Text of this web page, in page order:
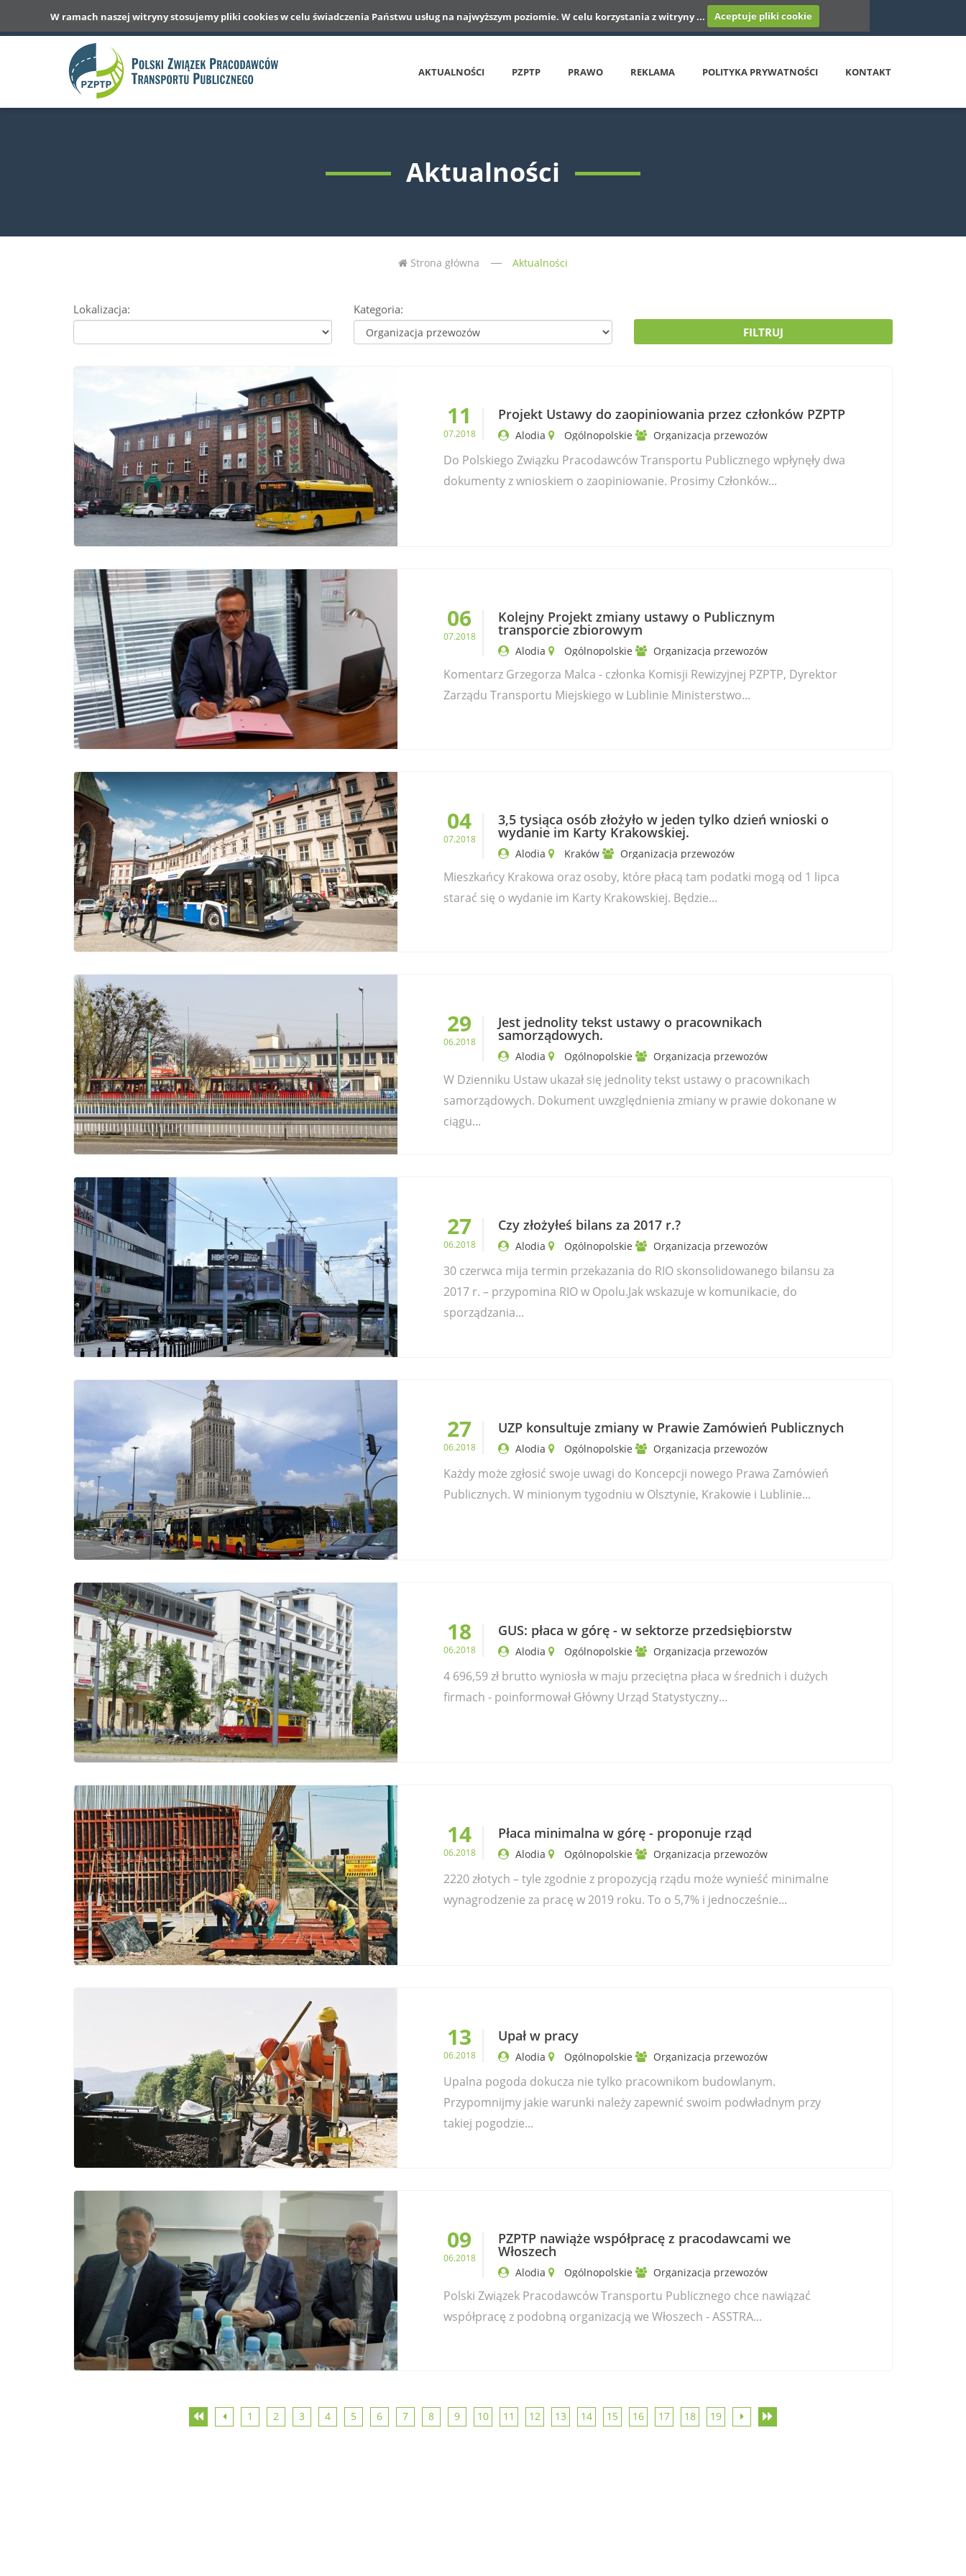
W ramach naszej witryny stosujemy pliki cookies w celu świadczenia Państwu usług na najwyższym poziomie. W celu korzystania z witryny ... Aceptuje pliki cookie
SKONTAKTUJ SIĘ Z NAMI 22 568 76 00
AKTUALNOŚCI PZPTP PRAWO REKLAMA POLITYKA PRYWATNOŚCI KONTAKT
Aktualności
Strona główna Aktualności
Lokalizacja:
Kategoria:
FILTRUJ
11
07.2018
Projekt Ustawy do zaopiniowania przez członków PZPTP
Alodia Ogólnopolskie Organizacja przewozów
Do Polskiego Związku Pracodawców Transportu Publicznego wpłynęły dwa
dokumenty z wnioskiem o zaopiniowanie. Prosimy Członków...
06
07.2018
Kolejny Projekt zmiany ustawy o Publicznym
transporcie zbiorowym
Alodia Ogólnopolskie Organizacja przewozów
Komentarz Grzegorza Malca - członka Komisji Rewizyjnej PZPTP, Dyrektor
Zarządu Transportu Miejskiego w Lublinie Ministerstwo...
04
07.2018
3,5 tysiąca osób złożyło w jeden tylko dzień wnioski o
wydanie im Karty Krakowskiej.
Alodia Kraków Organizacja przewozów
Mieszkańcy Krakowa oraz osoby, które płacą tam podatki mogą od 1 lipca
starać się o wydanie im Karty Krakowskiej. Będzie...
29
06.2018
Jest jednolity tekst ustawy o pracownikach
samorządowych.
Alodia Ogólnopolskie Organizacja przewozów
W Dzienniku Ustaw ukazał się jednolity tekst ustawy o pracownikach
samorządowych. Dokument uwzględnienia zmiany w prawie dokonane w
ciągu...
27
06.2018
Czy złożyłeś bilans za 2017 r.?
Alodia Ogólnopolskie Organizacja przewozów
30 czerwca mija termin przekazania do RIO skonsolidowanego bilansu za
2017 r. – przypomina RIO w Opolu.Jak wskazuje w komunikacie, do
sporządzania...
27
06.2018
UZP konsultuje zmiany w Prawie Zamówień Publicznych
Alodia Ogólnopolskie Organizacja przewozów
Każdy może zgłosić swoje uwagi do Koncepcji nowego Prawa Zamówień
Publicznych. W minionym tygodniu w Olsztynie, Krakowie i Lublinie...
18
06.2018
GUS: płaca w górę - w sektorze przedsiębiorstw
Alodia Ogólnopolskie Organizacja przewozów
4 696,59 zł brutto wyniosła w maju przeciętna płaca w średnich i dużych
firmach - poinformował Główny Urząd Statystyczny...
14
06.2018
Płaca minimalna w górę - proponuje rząd
Alodia Ogólnopolskie Organizacja przewozów
2220 złotych – tyle zgodnie z propozycją rządu może wynieść minimalne
wynagrodzenie za pracę w 2019 roku. To o 5,7% i jednocześnie...
13
06.2018
Upał w pracy
Alodia Ogólnopolskie Organizacja przewozów
Upalna pogoda dokucza nie tylko pracownikom budowlanym.
Przypomnijmy jakie warunki należy zapewnić swoim podwładnym przy
takiej pogodzie...
09
06.2018
PZPTP nawiąże współpracę z pracodawcami we
Włoszech
Alodia Ogólnopolskie Organizacja przewozów
Polski Związek Pracodawców Transportu Publicznego chce nawiązać
współpracę z podobną organizacją we Włoszech - ASSTRA...
1 2 3 4 5 6 7 8 9 10 11 12 13 14 15 16 17 18 19